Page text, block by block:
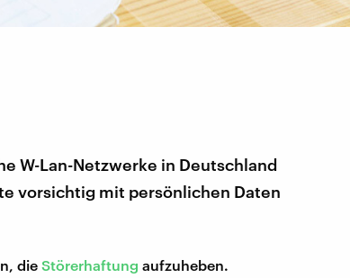
W-Lan-Netzwerke in Deutschland
vorsichtig mit persönlichen Daten
die Störerhaftung aufzuheben.